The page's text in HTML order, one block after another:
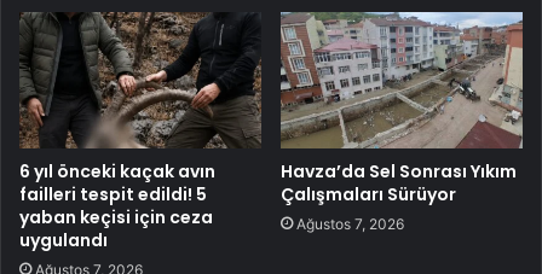
6 yıl önceki kaçak avın
failleri tespit edildi! 5
yaban keçisi için ceza
uygulandı
Ağustos 7, 2026
Havza’da Sel Sonrası Yıkım
Çalışmaları Sürüyor
Ağustos 7, 2026